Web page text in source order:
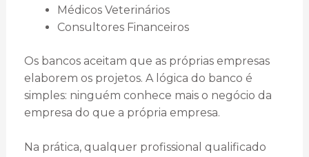
Médicos Veterinários
Consultores Financeiros
Os bancos aceitam que as próprias empresas
elaborem os projetos. A lógica do banco é
simples: ninguém conhece mais o negócio da
empresa do que a própria empresa.
Na prática, qualquer profissional qualificado